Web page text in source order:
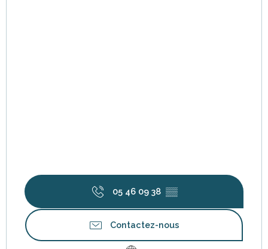
05 46 09 38 ▒▒
Contactez-nous